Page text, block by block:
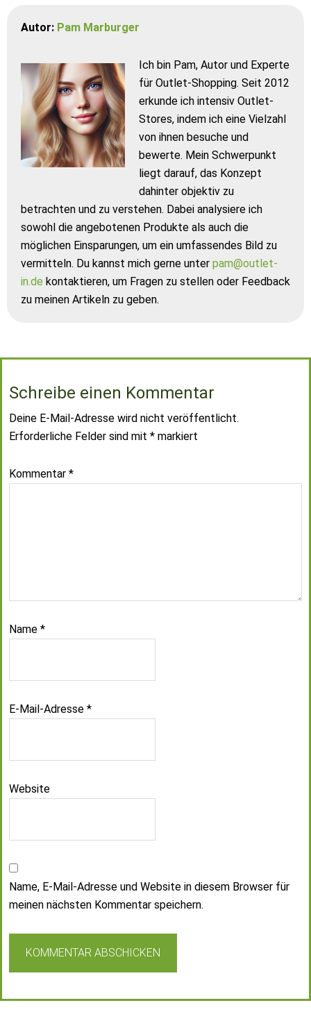
Autor: Pam Marburger
Ich bin Pam, Autor und Experte
für Outlet-Shopping. Seit 2012
erkunde ich intensiv Outlet-
Stores, indem ich eine Vielzahl
von ihnen besuche und
bewerte. Mein Schwerpunkt
liegt darauf, das Konzept
dahinter objektiv zu
betrachten und zu verstehen. Dabei analysiere ich
sowohl die angebotenen Produkte als auch die
möglichen Einsparungen, um ein umfassendes Bild zu
vermitteln. Du kannst mich gerne unter pam@outlet-
in.de kontaktieren, um Fragen zu stellen oder Feedback
zu meinen Artikeln zu geben.
Schreibe einen Kommentar
Deine E-Mail-Adresse wird nicht veröffentlicht.
Erforderliche Felder sind mit * markiert
Kommentar *
Name *
E-Mail-Adresse *
Website
Name, E-Mail-Adresse und Website in diesem Browser für
meinen nächsten Kommentar speichern.